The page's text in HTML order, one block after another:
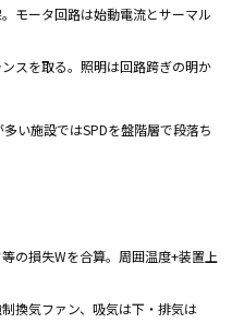
モータ回路は始動電流とサーマル
スを取る。照明は回路跨ぎの明か
い施設ではSPDを盤階層で段落ち
の損失Wを合算。周囲温度+装置上
換気ファン、吸気は下・排気は